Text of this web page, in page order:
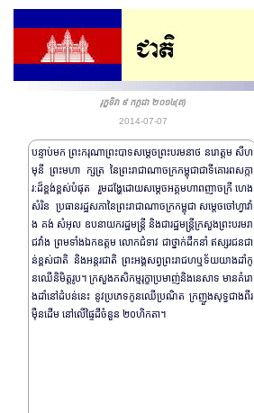
រុក្ខទិវា ៩ កក្តដា ២០១៤(ត)
2014-07-07
បន្ទាប់មក ព្រះករុណាព្រះបាទសម្តេចព្រះបរមនាថ នរោត្តម សីហ
មុនី ព្រះមហា ក្សត្រ​ នៃព្រះរាជាណាចក្រកម្ពុជាជាទីគោរពសក្កា
រ:ដ៏ខ្ពង់​ខ្ពស់​បំផុត រួមដង្ហែដោយសម្តេចអគ្គមហាពញាចក្រី ហេង
សំរិន ប្រធានរដ្ឋសភានៃព្រះ​រាជា​ណាចក្រកម្ពុជា សម្តេចចៅហ្វាវាំ
ង គង់ សំអុល ឧបនាយករដ្ឋមន្រ្តី និងជារដ្ឋមន្រ្តីក្រសួង​ព្រះ​បរមរា
ជវាំង ព្រមទាំងឯកឧត្តម លោកជំទាវ ជាថ្នាក់ដឹកនាំ ឥស្សរជនជា
ន់ខ្ពស់ជាតិ និង​អន្តរជាតិ ព្រះអង្គសព្វព្រះរាជ​ហឬ​​ទ័យយាងដាំកូ
នឈើនិមិត្តរូប​។ ក្រសួងកសិកម្មរុក្ខាប្រមាញ់​និងនេសាទ មាន​គំរោ
ងដាំនៅដំបន់នេះ នូវ​ប្រភេទកូនឈើប្រណិត ក្រញួងសុទ្ធជាងពីរ
ម៉ឺនដើម នៅលើផ្ទៃដី​ចំនួន ២០ហិកតា។